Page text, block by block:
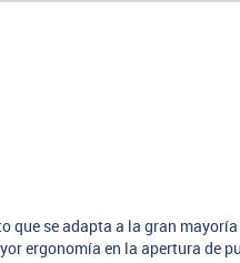
que se adapta a la gran
ergonomía en la apertura de